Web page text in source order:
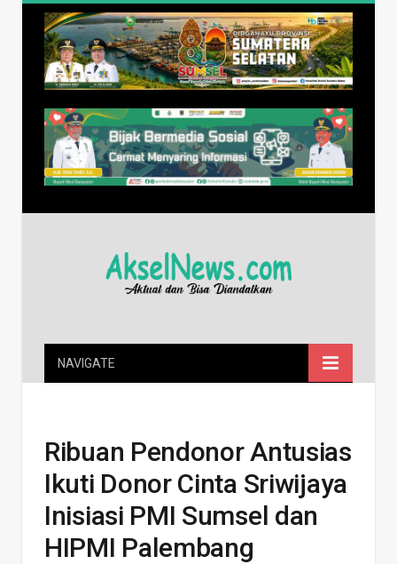
NAVIGATE
Ribuan Pendonor Antusias
Ikuti Donor Cinta Sriwijaya
Inisiasi PMI Sumsel dan
HIPMI Palembang